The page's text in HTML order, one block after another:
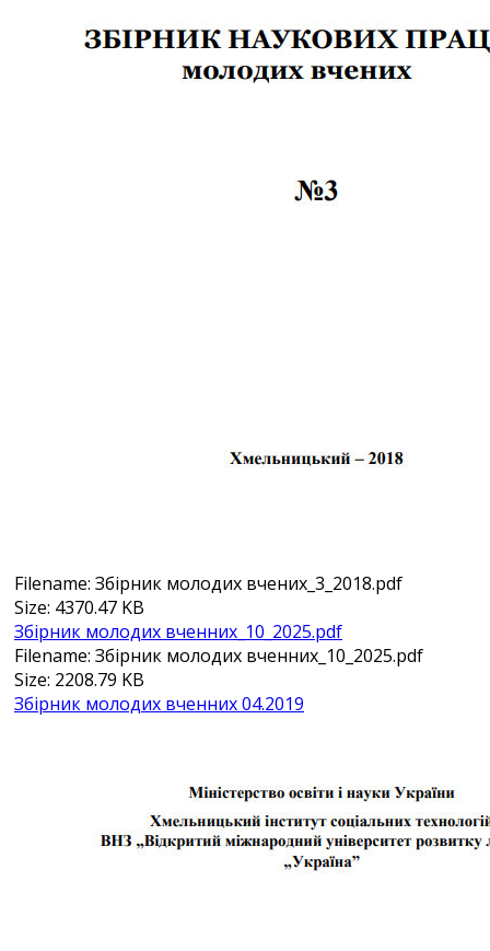
Filename: Збірник молодих вчених_3_2018.pdf
Size: 4370.47 KB
Збірник молодих вченних_10_2025.pdf
Filename: Збірник молодих вченних_10_2025.pdf
Size: 2208.79 KB
Збірник молодих вченних 04.2019